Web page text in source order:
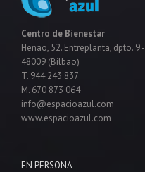
Centro de Bienestar
Henao, 52. Entreplanta, dpto. 9 -
48009 (Bilbao)
T. 944 243 837
M. 670 873 064
info@espacioazul.com
www.espacioazul.com
EN PERSONA